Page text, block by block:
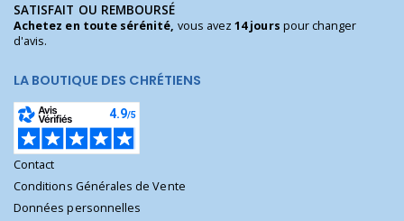
SATISFAIT OU REMBOURSÉ
Achetez en toute sérénité, vous avez14 jours pour changer
d'avis.
LA BOUTIQUE DES CHRÉTIENS
Contact
Conditions Générales de Vente
Données personnelles